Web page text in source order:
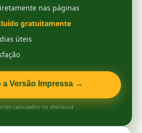
nas páginas
gratuitamente
úteis
a Versão Impressa →
calculados no checkout